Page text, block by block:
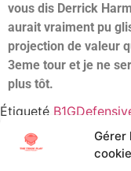
Gérer
vous dis Derrick
aurait vraiment pu
projection de valeur
3eme tour et je ne
plus tôt.
Étiqueté B1G
DraftOregon Scouting